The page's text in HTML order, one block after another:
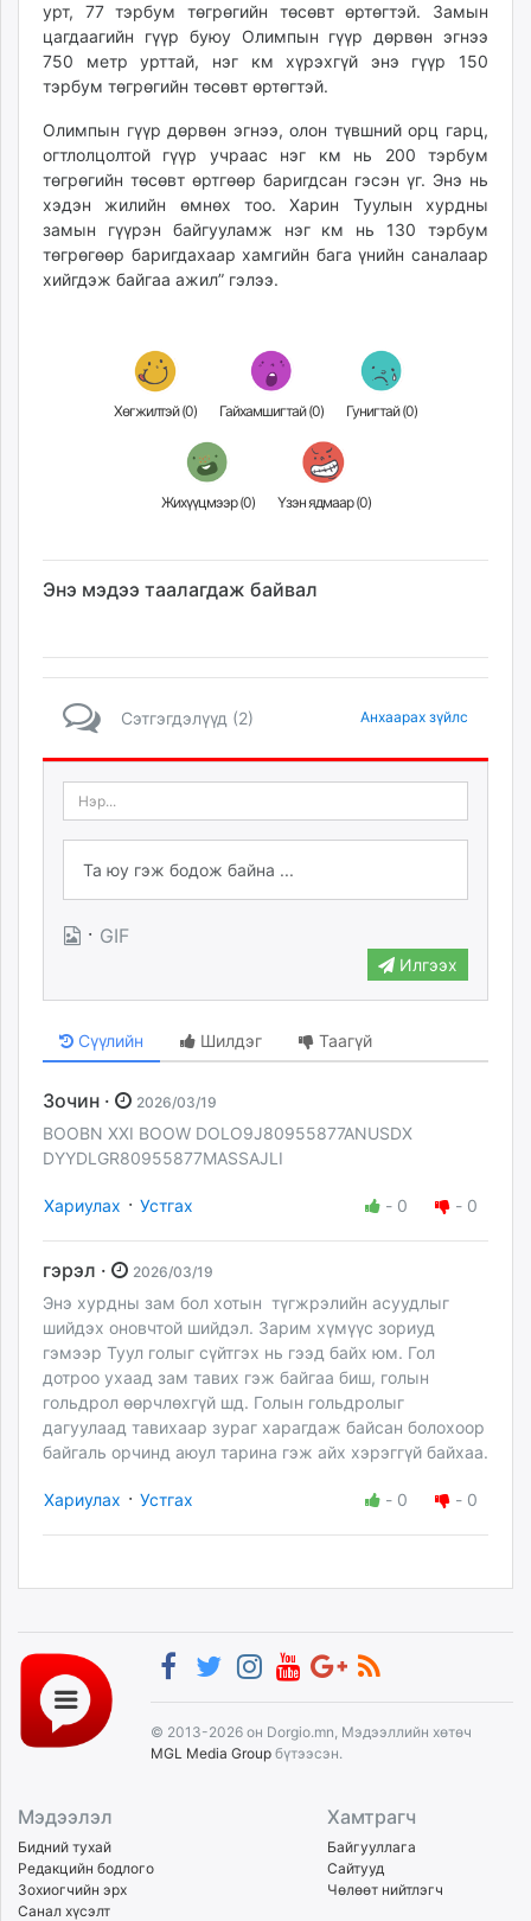
урт, 77 тэрбум төгрөгийн төсөвт өртөгтэй. Замын
цагдаагийн гүүр буюу Олимпын гүүр дөрвөн эгнээ
750 метр урттай, нэг км хүрэхгүй энэ гүүр 150
тэрбум төгрөгийн төсөвт өртөгтэй.
Олимпын гүүр дөрвөн эгнээ, олон түвшний орц гарц,
огтлолцолтой гүүр учраас нэг км нь 200 тэрбум
төгрөгийн төсөвт өртгөөр баригдсан гэсэн үг. Энэ нь
хэдэн жилийн өмнөх тоо. Харин Туулын хурдны
замын гүүрэн байгууламж нэг км нь 130 тэрбум
төгрөгөөр баригдахаар хамгийн бага үнийн саналаар
хийгдэж байгаа ажил” гэлээ.
Хөгжилтэй (0) Гайхамшигтай (0) Гунигтай (0)
Жихүүцмээр (0) Үзэн ядмаар (0)
Энэ мэдээ таалагдаж байвал
Сэтгэгдэлүүд (2) Анхаарах зүйлс
· GIF
Илгээх
Сүүлийн Шилдэг Таагүй
Зочин · 2026/03/19
BOOBN XXI BOOW DOLO9J80955877ANUSDX
DYYDLGR80955877MASSAJLI
Хариулах · Устгах - 0 - 0
гэрэл · 2026/03/19
Энэ хурдны зам бол хотын түгжрэлийн асуудлыг
шийдэх оновчтой шийдэл. Зарим хүмүүс зориуд
гэмээр Туул голыг сүйтгэх нь гээд байх юм. Гол
дотроо ухаад зам тавих гэж байгаа биш, голын
гольдрол өөрчлөхгүй шд. Голын гольдролыг
дагуулаад тавихаар зураг харагдаж байсан болохоор
байгаль орчинд аюул тарина гэж айх хэрэггүй байхаа.
Хариулах · Устгах - 0 - 0
© 2013-2026 он Dorgio.mn, Мэдээллийн хөтөч
MGL Media Group бүтээсэн.
Мэдээлэл
Бидний тухай
Редакцийн бодлого
Зохиогчийн эрх
Санал хүсэлт
Хамтрагч
Байгууллага
Сайтууд
Чөлөөт нийтлэгч